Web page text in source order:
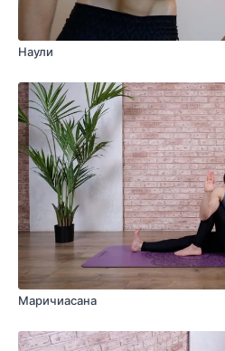
Наули
Маричиасана